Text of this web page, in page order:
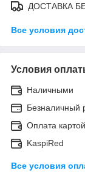
ДОСТАВКА
Все условия
Условия
Наличными
Безналичный
Оплата
KaspiRed
Все условия